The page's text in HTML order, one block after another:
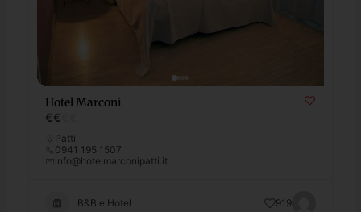
Hotel Marconi
€€
Patti
0941 195 1507
info@hotelmarconipatti.it
B&B e Hotel 919